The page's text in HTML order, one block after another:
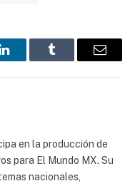
LinkedInTumblr
Correo
en la producción de
para El Mundo MX. Su
nacionales,